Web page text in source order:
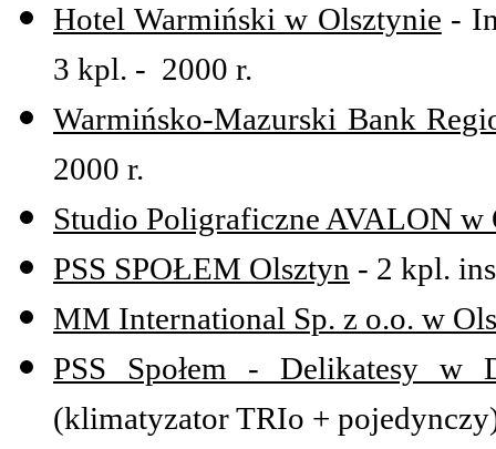
Hotel Warmiński w Olsztynie -
3 kpl. - 2000 r.
Warmińsko-Mazurski Bank
2000 r.
Studio Poligraficzne AVALON w
PSS SPOŁEM Olsztyn - 2 kpl.
MM International Sp. z o.o. w
PSS Społem - Delikatesy w
(klimatyzator TRIo +